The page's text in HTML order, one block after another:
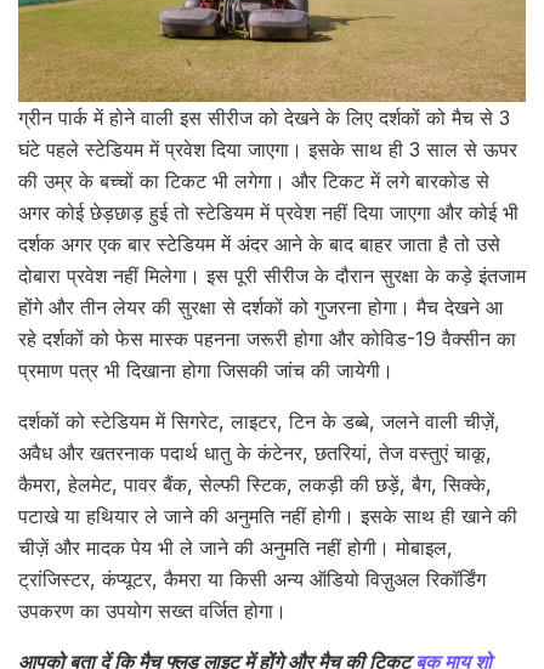
ग्रीन पार्क में होने वाली इस सीरीज को देखने के लिए दर्शकों को मैच से 3
घंटे पहले स्टेडियम में प्रवेश दिया जाएगा। इसके साथ ही 3 साल से ऊपर
की उम्र के बच्चों का टिकट भी लगेगा। और टिकट में लगे बारकोड से
अगर कोई छेड़छाड़ हुई तो स्टेडियम में प्रवेश नहीं दिया जाएगा और कोई भी
दर्शक अगर एक बार स्टेडियम में अंदर आने के बाद बाहर जाता है तो उसे
दोबारा प्रवेश नहीं मिलेगा। इस पूरी सीरीज के दौरान सुरक्षा के कड़े इंतजाम
होंगे और तीन लेयर की सुरक्षा से दर्शकों को गुजरना होगा। मैच देखने आ
रहे दर्शकों को फेस मास्क पहनना जरूरी होगा और कोविड-19 वैक्सीन का
प्रमाण पत्र भी दिखाना होगा जिसकी जांच की जायेगी।
दर्शकों को स्टेडियम में सिगरेट, लाइटर, टिन के डब्बे, जलने वाली चीज़ें,
अवैध और खतरनाक पदार्थ धातु के कंटेनर, छतरियां, तेज वस्तुएं चाकू,
कैमरा, हेलमेट, पावर बैंक, सेल्फी स्टिक, लकड़ी की छड़ें, बैग, सिक्के,
पटाखे या हथियार ले जाने की अनुमति नहीं होगी। इसके साथ ही खाने की
चीज़ें और मादक पेय भी ले जाने की अनुमति नहीं होगी। मोबाइल,
ट्रांजिस्टर, कंप्यूटर, कैमरा या किसी अन्य ऑडियो विज़ुअल रिकॉर्डिंग
उपकरण का उपयोग सख्त वर्जित होगा।
आपको बता दें कि मैच फ्लड लाइट में होंगे और मैच की टिकटबुक माय शो